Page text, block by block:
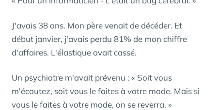
J'avais 38 ans. Mon père venait de décéder. Et
début janvier, j'avais perdu 81% de mon chiffre
d'affaires. L'élastique avait cassé.
Un psychiatre m'avait prévenu : « Soit vous
m'écoutez, soit vous le faites à votre mode. Mais si
vous le faites à votre mode, on se reverra. »